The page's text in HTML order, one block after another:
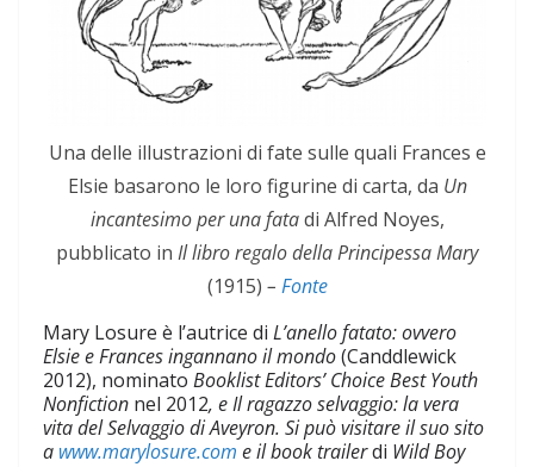
Una delle illustrazioni di fate sulle quali Frances e
Elsie basarono le loro figurine di carta, da Un
incantesimo per una fatadi Alfred Noyes,
pubblicato in Il libro regalo della Principessa Mary
(1915) – Fonte
Mary Losure è l’autrice di L’anello fatato: ovvero
Elsie e Frances ingannano il mondo(Canddlewick
2012), nominato Booklist Editors’ Choice Best Youth
Nonfiction nel 2012, eIl ragazzo selvaggio: la vera
vita del Selvaggio di Aveyron. Si può visitare il suo sito
a www.marylosure.com e ilbook trailerdi Wild Boy